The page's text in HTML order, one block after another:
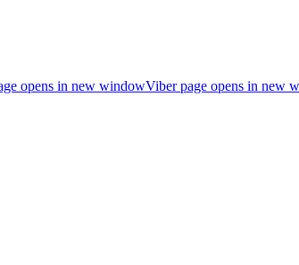
opens in new windowViber page opens in new